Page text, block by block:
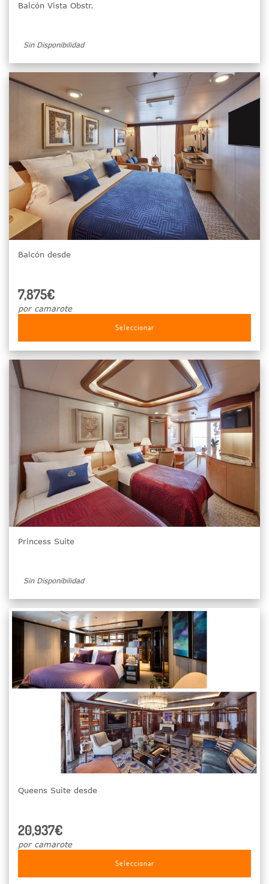
Balcón Vista Obstr.
Sin Disponibilidad
Balcón desde
7,875€
por camarote
Seleccionar
Princess Suite
Sin Disponibilidad
Queens Suite desde
20,937€
por camarote
Seleccionar